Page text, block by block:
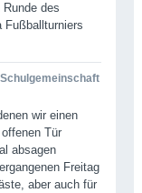
des
Fußballturniers
wir einen
Tür
absagen
Freitag
aber auch für